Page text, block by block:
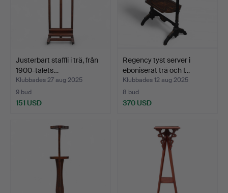
Justerbart staffli i trä, från
1900-talets…
Klubbades 27 aug 2025
9 bud
151 USD
Regency tyst server i
eboniserat trä och f…
Klubbades 12 aug 2025
8 bud
370 USD